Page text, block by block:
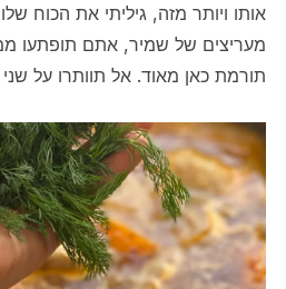
אותו ויותר מזה, גיליתי את הכוח
מעריצים של שמיר, אתם תופתעו
תורמת כאן מאוד. אל תוותרו על שני